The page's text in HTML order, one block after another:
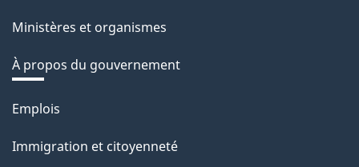
Ministères et organismes
À propos du gouvernement
Thèmes
sujets
Emplois
Immigration et citoyenneté